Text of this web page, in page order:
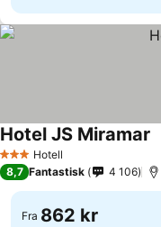
3 StjernerHotell
Hotel JS Miramar
8,7 Fantastisk 4 106
Fra 862 kr